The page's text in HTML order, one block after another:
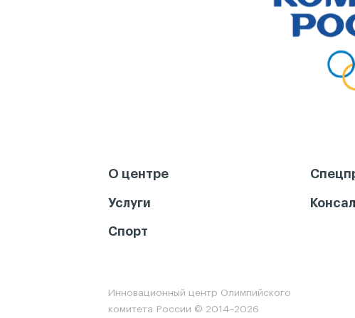
О центре
Услуги
Спорт
Инновационный центр Олимпийского
комитета России © 2014–2026